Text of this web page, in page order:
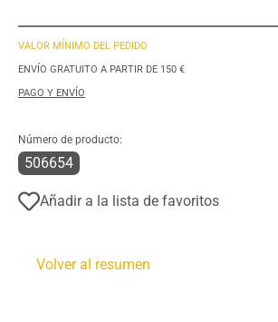
VALOR MÍNIMO DEL PEDIDO
ENVÍO GRATUITO A PARTIR DE 150 €
PAGO Y ENVÍO
Número de producto:
506654
Añadir a la lista de favoritos
Volver al resumen